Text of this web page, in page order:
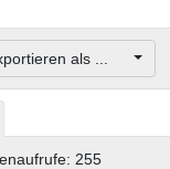
als ...
255